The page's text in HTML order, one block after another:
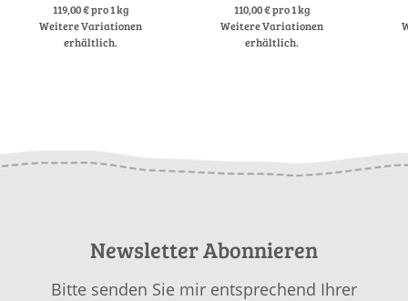
119,00 € pro 1 kg
Weitere Variationen
erhältlich.
110,00 € pro 1 kg
Weitere Variationen
erhältlich.
Newsletter Abonnieren
Bitte senden Sie mir entsprechend Ihrer